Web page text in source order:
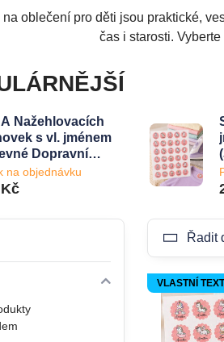
na oblečení pro děti jsou praktické,
čas i starosti.
Nažehlovacích
s vl. jménem
Dopravní
prostředky 45ks)
na objednávku
Řadit
VLASTNÍ